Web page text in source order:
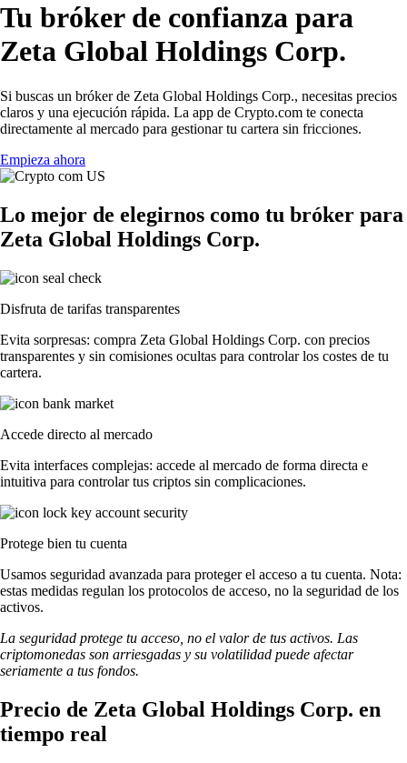
Tu bróker de confianza para
Zeta Global Holdings Corp.
Si buscas un bróker de Zeta Global Holdings Corp., necesitas precios
claros y una ejecución rápida. La app de Crypto.com te conecta
directamente al mercado para gestionar tu cartera sin fricciones.
Empieza ahora
Lo mejor de elegirnos como tu bróker para
Zeta Global Holdings Corp.
Disfruta de tarifas transparentes
Evita sorpresas: compra Zeta Global Holdings Corp. con precios
transparentes y sin comisiones ocultas para controlar los costes de tu
cartera.
Accede directo al mercado
Evita interfaces complejas: accede al mercado de forma directa e
intuitiva para controlar tus criptos sin complicaciones.
Protege bien tu cuenta
Usamos seguridad avanzada para proteger el acceso a tu cuenta. Nota:
estas medidas regulan los protocolos de acceso, no la seguridad de los
activos.
La seguridad protege tu acceso, no el valor de tus activos. Las
criptomonedas son arriesgadas y su volatilidad puede afectar
seriamente a tus fondos.
Precio de Zeta Global Holdings Corp. en
tiempo real